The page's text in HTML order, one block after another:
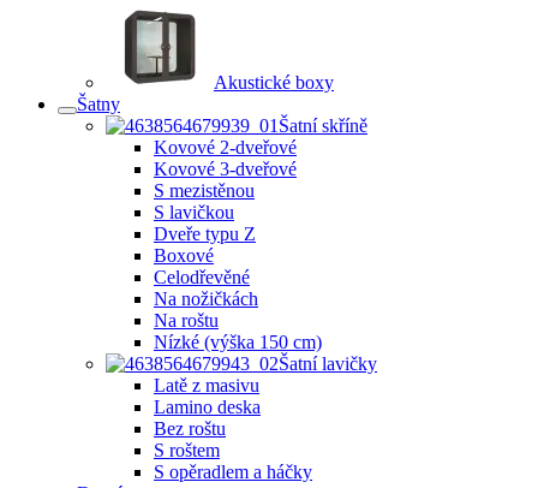
Akustické boxy
Šatny
Šatní skříně
Kovové 2-dveřové
Kovové 3-dveřové
S mezistěnou
S lavičkou
Dveře typu Z
Boxové
Celodřevěné
Na nožičkách
Na roštu
Nízké (výška 150 cm)
Šatní lavičky
Latě z masivu
Lamino deska
Bez roštu
S roštem
S opěradlem a háčky